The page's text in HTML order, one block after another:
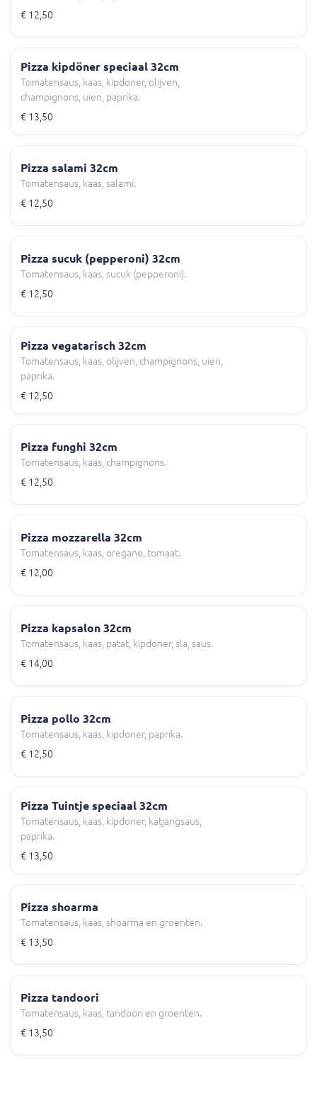
€ 12,50
Pizza kipdöner speciaal 32cm
Tomatensaus, kaas, kipdoner, olijven,
champignons, uien, paprika.
€ 13,50
Pizza salami 32cm
Tomatensaus, kaas, salami.
€ 12,50
Pizza sucuk (pepperoni) 32cm
Tomatensaus, kaas, sucuk (pepperoni).
€ 12,50
Pizza vegatarisch 32cm
Tomatensaus, kaas, olijven, champignons, uien,
paprika.
€ 12,50
Pizza funghi 32cm
Tomatensaus, kaas, champignons.
€ 12,50
Pizza mozzarella 32cm
Tomatensaus, kaas, oregano, tomaat.
€ 12,00
Pizza kapsalon 32cm
Tomatensaus, kaas, patat, kipdoner, sla, saus.
€ 14,00
Pizza pollo 32cm
Tomatensaus, kaas, kipdoner, paprika.
€ 12,50
Pizza Tuintje speciaal 32cm
Tomatensaus, kaas, kipdoner, katjangsaus,
paprika.
€ 13,50
Pizza shoarma
Tomatensaus, kaas, shoarma en groenten.
€ 13,50
Pizza tandoori
Tomatensaus, kaas, tandoori en groenten.
€ 13,50